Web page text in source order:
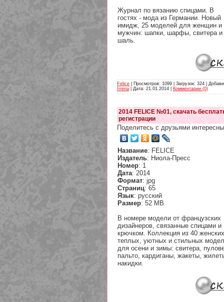
Журнал по вязанию спицами. В
гостях - мода из Германии. Новый
имидж, 25 моделей для женщин и
мужчин: шапки, шарфы, свитера и
шаль.
Felice | Просмотров: 1099 | Загрузок: 324 |
Irrena | Дата: 21.01.2014 Комментарии (0)
2014 FELICE №01, скачать
регистрации
Поделитесь с друзьями
Название: FELICE
Издатель: Ниола-Пресс
Номер: 1
Дата: 2014
Формат: jpg
Страниц: 65
Язык: русский
Размер: 52 MB
В номере модели от французских
дизайнеров, связанные спицами и
крючком. Коллекция из 40 женских
теплых, уютных и стильных
для осени и зимы: свитера,
пальто, кардиганы, жакеты,
накидки.